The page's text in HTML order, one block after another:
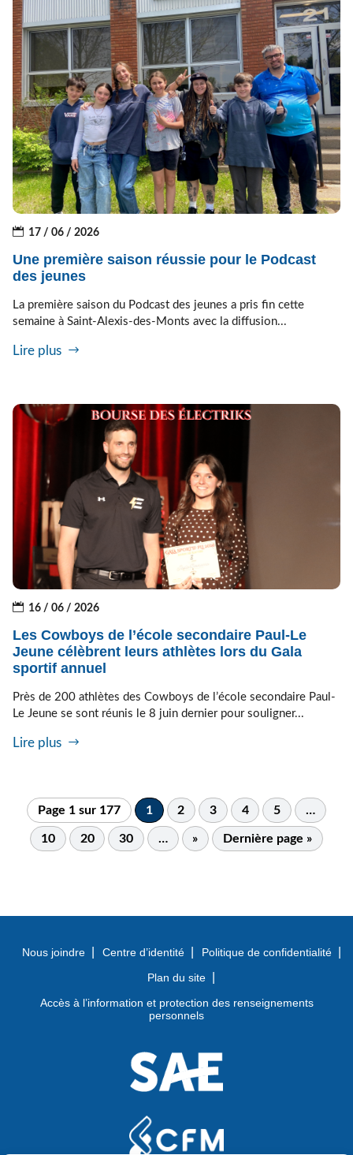
17 / 06 / 2026
Une première saison réussie pour le Podcast
des jeunes
La première saison du Podcast des jeunes a pris fin cette
semaine à Saint-Alexis-des-Monts avec la diffusion...
Lire plus
16 / 06 / 2026
Les Cowboys de l’école secondaire Paul-Le
Jeune célèbrent leurs athlètes lors du Gala
sportif annuel
Près de 200 athlètes des Cowboys de l’école secondaire Paul-
Le Jeune se sont réunis le 8 juin dernier pour souligner...
Lire plus
Page 1 sur 177 1 2 3 4 5 …
10 20 30 … » Dernière page »
Nous joindre Centre d’identité
Politique de confidentialité
Plan du site
Accès à l’information et protection des renseignements
personnels